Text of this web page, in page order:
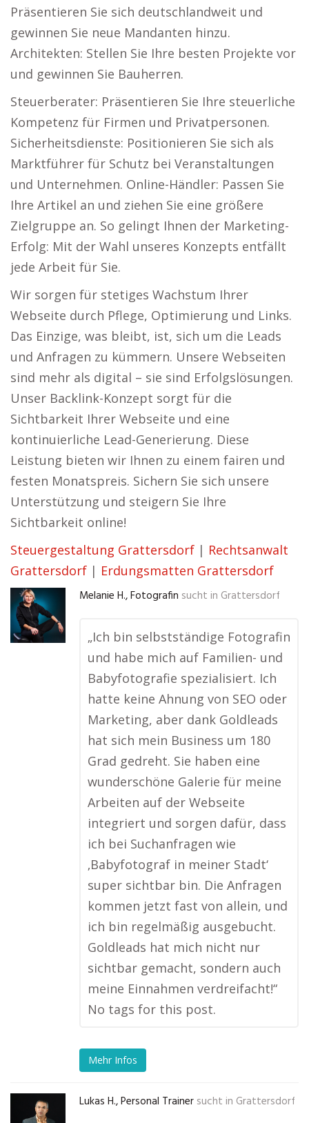
Präsentieren Sie sich deutschlandweit und
gewinnen Sie neue Mandanten hinzu.
Architekten: Stellen Sie Ihre besten Projekte vor
und gewinnen Sie Bauherren.
Steuerberater: Präsentieren Sie Ihre steuerliche
Kompetenz für Firmen und Privatpersonen.
Sicherheitsdienste: Positionieren Sie sich als
Marktführer für Schutz bei Veranstaltungen
und Unternehmen. Online-Händler: Passen Sie
Ihre Artikel an und ziehen Sie eine größere
Zielgruppe an. So gelingt Ihnen der Marketing-
Erfolg: Mit der Wahl unseres Konzepts entfällt
jede Arbeit für Sie.
Wir sorgen für stetiges Wachstum Ihrer
Webseite durch Pflege, Optimierung und Links.
Das Einzige, was bleibt, ist, sich um die Leads
und Anfragen zu kümmern. Unsere Webseiten
sind mehr als digital – sie sind Erfolgslösungen.
Unser Backlink-Konzept sorgt für die
Sichtbarkeit Ihrer Webseite und eine
kontinuierliche Lead-Generierung. Diese
Leistung bieten wir Ihnen zu einem fairen und
festen Monatspreis. Sichern Sie sich unsere
Unterstützung und steigern Sie Ihre
Sichtbarkeit online!
Steuergestaltung Grattersdorf | Rechtsanwalt
Grattersdorf | Erdungsmatten Grattersdorf
Melanie H., Fotografin sucht in Grattersdorf
„Ich bin selbstständige Fotografin
und habe mich auf Familien- und
Babyfotografie spezialisiert. Ich
hatte keine Ahnung von SEO oder
Marketing, aber dank Goldleads
hat sich mein Business um 180
Grad gedreht. Sie haben eine
wunderschöne Galerie für meine
Arbeiten auf der Webseite
integriert und sorgen dafür, dass
ich bei Suchanfragen wie
‚Babyfotograf in meiner Stadt‘
super sichtbar bin. Die Anfragen
kommen jetzt fast von allein, und
ich bin regelmäßig ausgebucht.
Goldleads hat mich nicht nur
sichtbar gemacht, sondern auch
meine Einnahmen verdreifacht!“
No tags for this post.
Mehr Infos
Lukas H., Personal Trainer sucht in Grattersdorf